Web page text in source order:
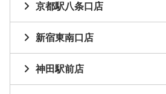
京都駅八条口店
新宿東南口店
神田駅前店